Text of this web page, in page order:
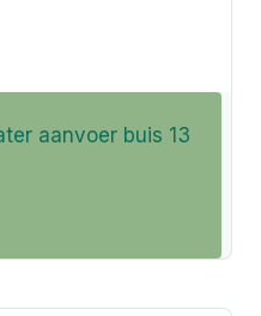
aanvoer buis 13